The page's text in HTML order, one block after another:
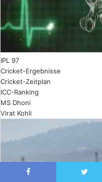
IPL 97
Cricket-Ergebnisse
Cricket-Zeitplan
ICC-Ranking
MS Dhoni
Virat Kohli